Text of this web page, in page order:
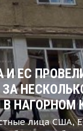
И ЕС
НАГОРНОМ
лица США,